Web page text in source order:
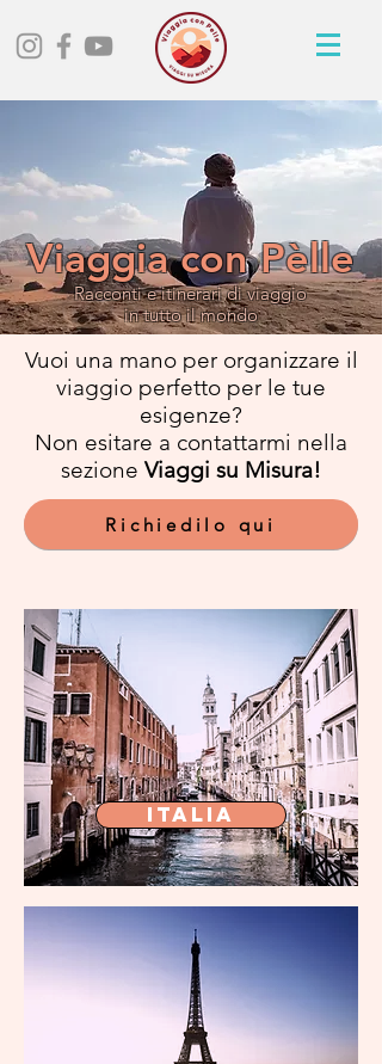
Viaggia con Pèlle
Racconti e itinerari di viaggio
in tutto il mondo
Vuoi una mano per organizzare il
viaggio perfetto per le tue
esigenze?
Non esitare a contattarmi nella
sezione Viaggi su Misura!
Richiedilo qui
Italia